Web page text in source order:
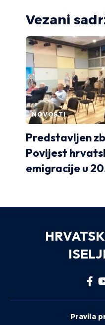
Vezani
NOVOSTI
Predstavljen
Povijest
emigracije u
Pravila